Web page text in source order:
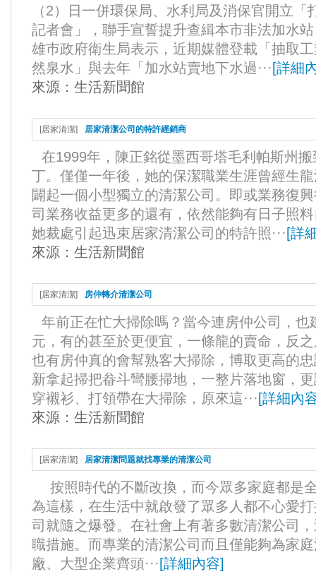
（2）日一併環保局、水利局及消保官開立
記者會」，聯手宣誓提升查緝本市非法加水
雄巿政府衛生局表示，近期媒體登載「抽取
然泉水」與去年「加水站賣地下水過··· [詳細
來源： 生活新聞館
[居家清潔] 居家清潔公司的特許經銷商
在1999年，陳正銘從墨西哥塔毛利帕斯州
丁。僅僅一年後，她的保潔職業生涯曾經生
闢起一個小型獨立的清潔公司。即或業務復
司業務收益更多的還有，依然能夠有日子照
她裁處引起迅束居家清潔公司的特許照··· [詳
來源： 生活新聞館
[居家清潔] 房仲轉介清潔公司
年前正在忙大掃除嗎？當今連房仲公司，
元，有的甚至於更便宜，一條龍的賣命，反
也有房仲真的會幫熟客大掃除，博取更高的
新拿起掃把畚斗彎腰掃地，一整片落地窗，
穿襯衫、打領帶在大掃除，原來這··· [詳細內
來源： 生活新聞館
[居家清潔] 居家清潔問題就找專業的清潔公司
按照時代的不斷改換，而今眾多家庭都是
為這樣，在生活中就啟發了眾多人都不心愛
司就隨之爆發。在社會上有著多數清潔公司
職措施。而專業的清潔公司而且僅能夠為家
廠、大型企業齊頭··· [詳細內容]